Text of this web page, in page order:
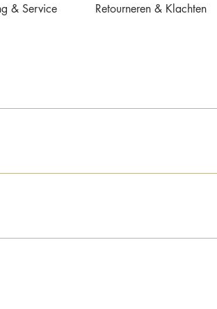
& Service Retourneren & Klachten
is, ontvang je een e-mail met de
zijn de verzendkosten €12,50. Bij
aan de Daltonstraat 30-F in Dordrecht.